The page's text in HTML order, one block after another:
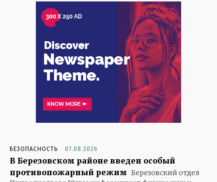
БЕЗОПАСНОСТЬ 07.08.2026
В Березовском районе введен особый
противопожарный режим Березовский отдел